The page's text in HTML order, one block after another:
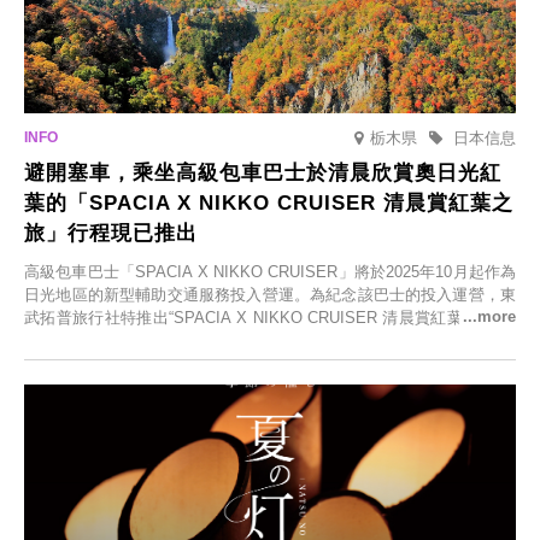
栃木県 日本信息
避開塞車，乘坐高級包車巴士於清晨欣賞奧日光紅
葉的「SPACIA X NIKKO CRUISER 清晨賞紅葉之
旅」行程現已推出
高級包車巴士「SPACIA X NIKKO CRUISER」將於2025年10月起作為
日光地區的新型輔助交通服務投入營運。為紀念該巴士的投入運營，東
武拓普旅行社特推出“SPACIA X NIKKO CRUISER 清晨賞紅葉之旅”，